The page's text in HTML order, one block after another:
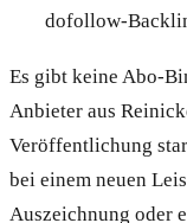
dofollow-
Es gibt keine Abo-
Anbieter aus
Veröffentlichung
bei einem neuen
Auszeichnung oder